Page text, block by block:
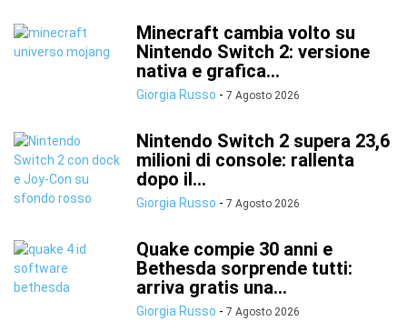
Minecraft cambia volto su
Nintendo Switch 2: versione
nativa e grafica...
Giorgia Russo - 7 Agosto 2026
Nintendo Switch 2 supera 23,6
milioni di console: rallenta
dopo il...
Giorgia Russo - 7 Agosto 2026
Quake compie 30 anni e
Bethesda sorprende tutti:
arriva gratis una...
Giorgia Russo - 7 Agosto 2026